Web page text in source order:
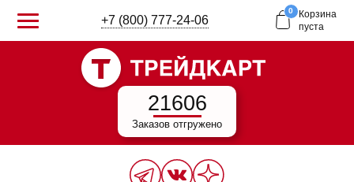
+7 (800) 777-24-06
0
Корзина
пуста
21606
Заказов отгружено